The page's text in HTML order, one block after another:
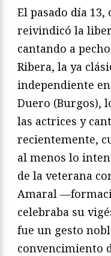
El pasado día
reivindicó la
cantando a
Ribera, la ya
independiente
Duero (Burgos),
las actrices y
recientemente,
al menos lo
de la veterana
Amaral
celebraba su
fue un gesto
convencimiento